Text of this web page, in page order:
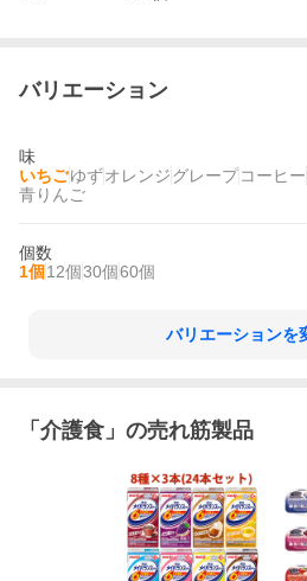
バリエーション
味
いちごゆずオレンジグレープコーヒー
青りんご
個数
1個12個30個60個
バリエーションを
「 介護食 」の売れ筋製品